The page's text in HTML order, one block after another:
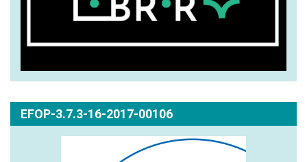
EFOP-3.7.3-16-2017-00106